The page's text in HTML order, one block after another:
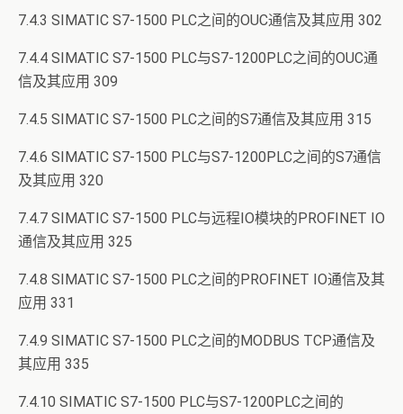
7.4.3 SIMATIC S7-1500 PLC之间的OUC通信及其应用 302
7.4.4 SIMATIC S7-1500 PLC与S7-1200PLC之间的OUC通
信及其应用 309
7.4.5 SIMATIC S7-1500 PLC之间的S7通信及其应用 315
7.4.6 SIMATIC S7-1500 PLC与S7-1200PLC之间的S7通信
及其应用 320
7.4.7 SIMATIC S7-1500 PLC与远程IO模块的PROFINET IO
通信及其应用 325
7.4.8 SIMATIC S7-1500 PLC之间的PROFINET IO通信及其
应用 331
7.4.9 SIMATIC S7-1500 PLC之间的MODBUS TCP通信及
其应用 335
7.4.10 SIMATIC S7-1500 PLC与S7-1200PLC之间的